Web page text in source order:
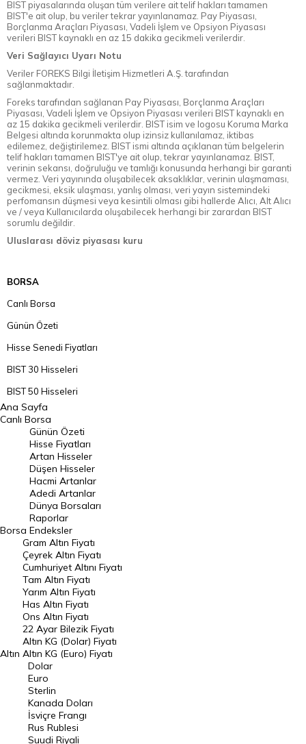
BIST piyasalarında oluşan tüm verilere ait telif hakları tamamen
BIST'e ait olup, bu veriler tekrar yayınlanamaz. Pay Piyasası,
Borçlanma Araçları Piyasası, Vadeli İşlem ve Opsiyon Piyasası
verileri BIST kaynaklı en az 15 dakika gecikmeli verilerdir.
Veri Sağlayıcı Uyarı Notu
Veriler FOREKS Bilgi İletişim Hizmetleri A.Ş. tarafından
sağlanmaktadır.
Foreks tarafından sağlanan Pay Piyasası, Borçlanma Araçları
Piyasası, Vadeli İşlem ve Opsiyon Piyasası verileri BIST kaynaklı en
az 15 dakika gecikmeli verilerdir. BIST isim ve logosu Koruma Marka
Belgesi altında korunmakta olup izinsiz kullanılamaz, iktibas
edilemez, değiştirilemez. BIST ismi altında açıklanan tüm belgelerin
telif hakları tamamen BIST'ye ait olup, tekrar yayınlanamaz. BIST,
verinin sekansı, doğruluğu ve tamlığı konusunda herhangi bir garanti
vermez. Veri yayınında oluşabilecek aksaklıklar, verinin ulaşmaması,
gecikmesi, eksik ulaşması, yanlış olması, veri yayın sistemindeki
perfomansın düşmesi veya kesintili olması gibi hallerde Alıcı, Alt Alıcı
ve / veya Kullanıcılarda oluşabilecek herhangi bir zarardan BIST
sorumlu değildir.
Uluslarası döviz piyasası kuru
BORSA
Canlı Borsa
Günün Özeti
Hisse Senedi Fiyatları
BIST 30 Hisseleri
BIST 50 Hisseleri
BIST 100 Hisseleri
En Çok Artan Hisseler
En Çok Düşen Hisseler
Hacmi Artanlar
Geçmiş Kapanışlar
Dünya Borsaları
Raporlar
Endeksler
DÖVİZ
Döviz Kuru
Dolar Kuru
Euro Kuru
Pound Kuru
Frank Kuru
Riyal Kuru
Ana Sayfa
Canlı Borsa
Borsa
Günün Özeti
Hisse Fiyatları
Artan Hisseler
Düşen Hisseler
Hacmi Artanlar
Adedi Artanlar
Dünya Borsaları
Raporlar
Endeksler
Altın
Gram Altın Fiyatı
Çeyrek Altın Fiyatı
Cumhuriyet Altını Fiyatı
Tam Altın Fiyatı
Yarım Altın Fiyatı
Has Altın Fiyatı
Ons Altın Fiyatı
22 Ayar Bilezik Fiyatı
Altın KG (Dolar) Fiyatı
Altın KG (Euro) Fiyatı
Dolar
Euro
Sterlin
Kanada Doları
İsviçre Frangı
Rus Rublesi
Suudi Riyali